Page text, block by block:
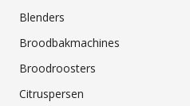
Blenders
Broodbakmachines
Broodroosters
Citruspersen